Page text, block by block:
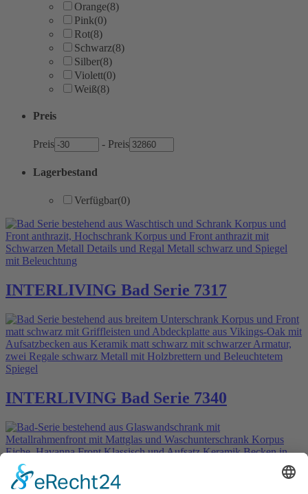
Orange(8)
Pink(0)
Rot(8)
Schwarz(8)
Silber(8)
Violett(0)
Weiß(8)
Preis
Preis - Preis
Lagerbestand
Verfügbar(0)
INTERLIVING Bad Serie 7317
INTERLIVING Bad Serie 7340